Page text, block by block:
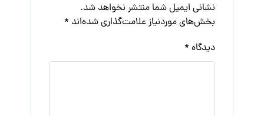
نشانی ایمیل شما منتشر نخواهد شد.
بخش‌های موردنیاز علامت‌گذاری شده‌اند *
دیدگاه *